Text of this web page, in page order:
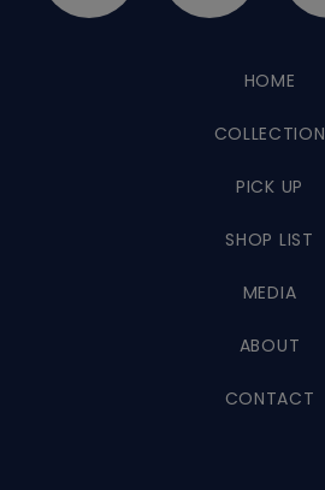
HOME
COLLECTION
PICK UP
SHOP LIST
MEDIA
ABOUT
CONTACT